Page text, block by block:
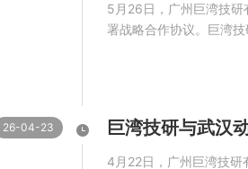
5月26日，广州巨湾技研
署战略合作协议。巨湾
26-04-23
4月22日，广州巨湾技研